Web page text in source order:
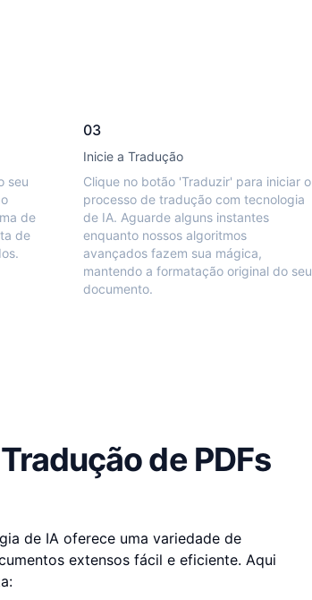
seu
de
de
03
Inicie a Tradução
Clique no botão 'Traduzir' para iniciar o
processo de tradução com tecnologia
de IA. Aguarde alguns instantes
enquanto nossos algoritmos
avançados fazem sua mágica,
mantendo a formatação original do seu
documento.
de PDFs
de IA oferece uma variedade de
extensos fácil e eficiente. Aqui